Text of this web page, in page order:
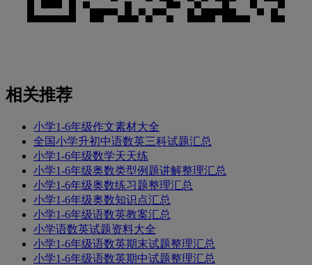
相关推荐
小学1-6年级作文素材大全
全国小学升初中语数英三科试题汇总
小学1-6年级数学天天练
小学1-6年级奥数类型例题讲解整理汇总
小学1-6年级奥数练习题整理汇总
小学1-6年级奥数知识点汇总
小学1-6年级语数英教案汇总
小学语数英试题资料大全
小学1-6年级语数英期末试题整理汇总
小学1-6年级语数英期中试题整理汇总